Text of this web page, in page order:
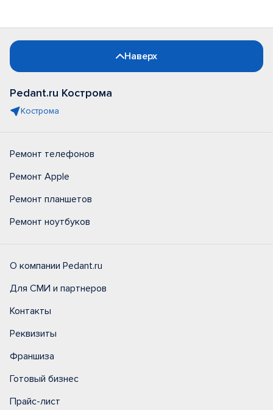
Наверх
Pedant.ru Кострома
Кострома
Ремонт телефонов
Ремонт Apple
Ремонт планшетов
Ремонт ноутбуков
О компании Pedant.ru
Для СМИ и партнеров
Контакты
Реквизиты
Франшиза
Готовый бизнес
Прайс-лист